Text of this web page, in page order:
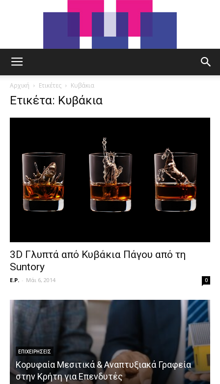
Αρχική Ετικέτες Κυβάκια
Ετικέτα: Κυβάκια
3D Γλυπτά από Κυβάκια Πάγου από τη
Suntory
E.P. - Μάι 6, 2014 0
ΕΠΙΧΕΙΡΉΣΕΙΣ
Κορυφαία Μεσιτικά & Αναπτυξιακά Γραφεία
στην Κρήτη για Επενδυτές